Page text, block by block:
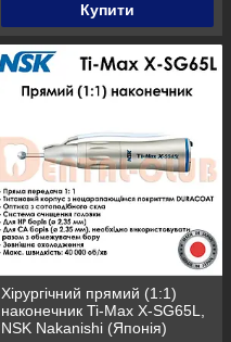
Купити
Хірургічний прямий (1:1)
наконечник Ti-Max X-SG65L,
NSK Nakanishi (Японія)